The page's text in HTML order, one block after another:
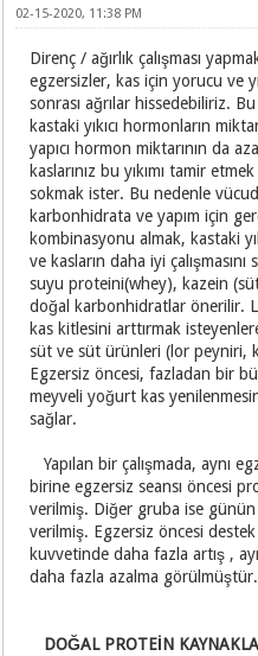
02-15-2020, 11:38 PM
Direnç / ağırlık çalışması
egzersizler, kas için yorucu ve
sonrası ağrılar hissedebiliriz.
kastaki yıkıcı hormonların
yapıcı hormon miktarının da
kaslarınız bu yıkımı tamir
sokmak ister. Bu nedenle
karbonhidrata ve yapım için
kombinasyonu almak, kastaki
ve kasların daha iyi
suyu proteini(whey), kazein
doğal karbonhidratlar önerilir.
kas kitlesini arttırmak
süt ve süt ürünleri (lor peyniri,
Egzersiz öncesi, fazladan bir
meyveli yoğurt kas
sağlar.
Yapılan bir çalışmada, aynı
birine egzersiz seansı öncesi
verilmiş. Diğer gruba ise
verilmiş. Egzersiz öncesi
kuvvetinde daha fazla artış ,
daha fazla azalma
DOĞAL PROTEİN